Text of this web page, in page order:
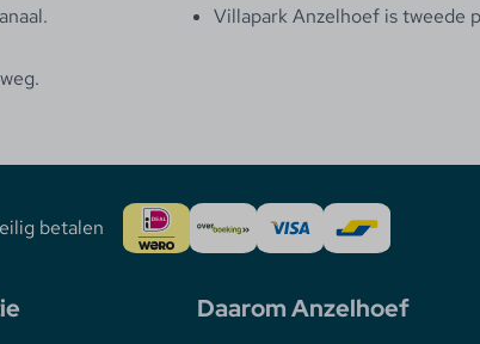
Villapark Anzelhoef is tweede
betalen
Daarom Anzelhoef